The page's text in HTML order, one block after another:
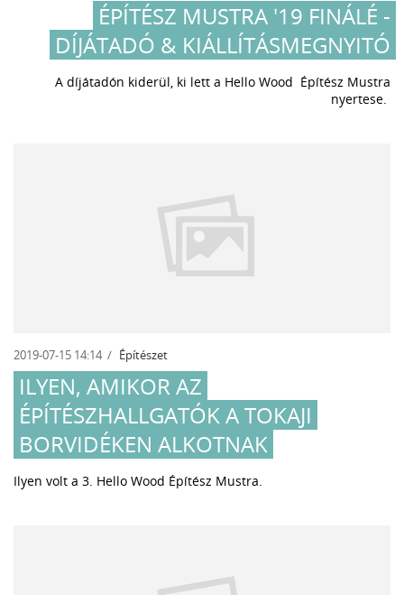
ÉPÍTÉSZ MUSTRA '19 FINÁLÉ -
DÍJÁTADÓ & KIÁLLÍTÁSMEGNYITÓ
A díjátadón kiderül, ki lett a Hello Wood Építész Mustra
nyertese.
2019-07-15 14:14 Építészet
ILYEN, AMIKOR AZ
ÉPÍTÉSZHALLGATÓK A TOKAJI
BORVIDÉKEN ALKOTNAK
Ilyen volt a 3. Hello Wood Építész Mustra.